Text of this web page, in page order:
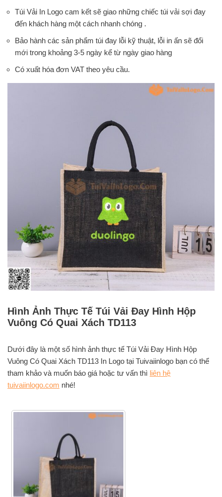
Túi Vải In Logo cam kết sẽ giao những chiếc túi vải sợi đay
đến khách hàng một cách nhanh chóng .
Bảo hành các sản phẩm túi đay lỗi kỹ thuật, lỗi in ấn sẽ đổi
mới trong khoảng 3-5 ngày kể từ ngày giao hàng
Có xuất hóa đơn VAT theo yêu cầu.
Hình Ảnh Thực Tế Túi Vải Đay Hình Hộp
Vuông Có Quai Xách TD113
Dưới đây là một số hình ảnh thực tế Túi Vải Đay Hình Hộp
Vuông Có Quai Xách TD113 In Logo tại Tuivaiinlogo bạn có thể
tham khảo và muốn báo giá hoặc tư vấn thì liên hệ
tuivaiinlogo.com nhé!